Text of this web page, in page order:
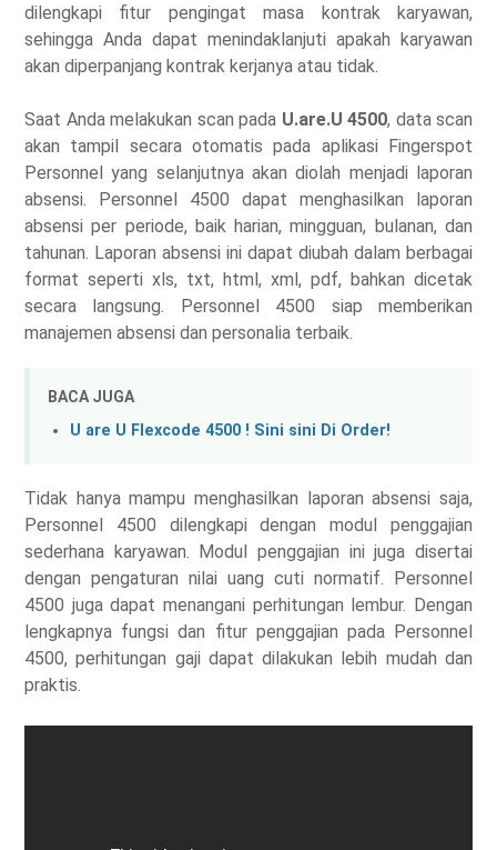
dilengkapi fitur pengingat masa kontrak karyawan,
sehingga Anda dapat menindaklanjuti apakah karyawan
akan diperpanjang kontrak kerjanya atau tidak.
Saat Anda melakukan scan pada U.are.U 4500, data scan
akan tampil secara otomatis pada aplikasi Fingerspot
Personnel yang selanjutnya akan diolah menjadi laporan
absensi. Personnel 4500 dapat menghasilkan laporan
absensi per periode, baik harian, mingguan, bulanan, dan
tahunan. Laporan absensi ini dapat diubah dalam berbagai
format seperti xls, txt, html, xml, pdf, bahkan dicetak
secara langsung. Personnel 4500 siap memberikan
manajemen absensi dan personalia terbaik.
BACA JUGA
U are U Flexcode 4500 ! Sini sini Di Order!
Tidak hanya mampu menghasilkan laporan absensi saja,
Personnel 4500 dilengkapi dengan modul penggajian
sederhana karyawan. Modul penggajian ini juga disertai
dengan pengaturan nilai uang cuti normatif. Personnel
4500 juga dapat menangani perhitungan lembur. Dengan
lengkapnya fungsi dan fitur penggajian pada Personnel
4500, perhitungan gaji dapat dilakukan lebih mudah dan
praktis.